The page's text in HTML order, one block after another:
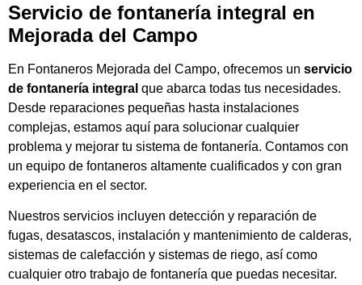
Servicio de fontanería integral en
Mejorada del Campo
En Fontaneros Mejorada del Campo, ofrecemos un servicio
de fontanería integral que abarca todas tus necesidades.
Desde reparaciones pequeñas hasta instalaciones
complejas, estamos aquí para solucionar cualquier
problema y mejorar tu sistema de fontanería. Contamos con
un equipo de fontaneros altamente cualificados y con gran
experiencia en el sector.
Nuestros servicios incluyen detección y reparación de
fugas, desatascos, instalación y mantenimiento de calderas,
sistemas de calefacción y sistemas de riego, así como
cualquier otro trabajo de fontanería que puedas necesitar.